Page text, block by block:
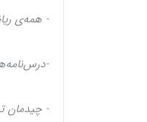
- همه‌ی
-
- چیدمان